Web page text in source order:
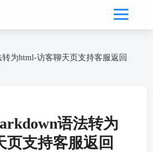
为html-访客聊天页支持客服返回
语法转为
支持客服返回